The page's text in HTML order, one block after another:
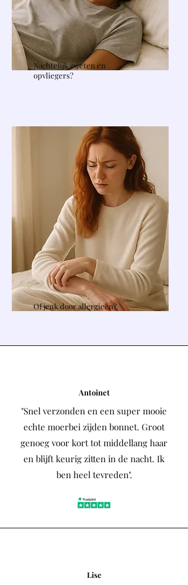
Nachtelijk zweten en
opvliegers?
Of jeuk door allergieën?
Antoinet
"Snel verzonden en een super mooie
echte moerbei zijden bonnet. Groot
genoeg voor kort tot middellang haar
en blijft keurig zitten in de nacht. Ik
ben heel tevreden".
Lise